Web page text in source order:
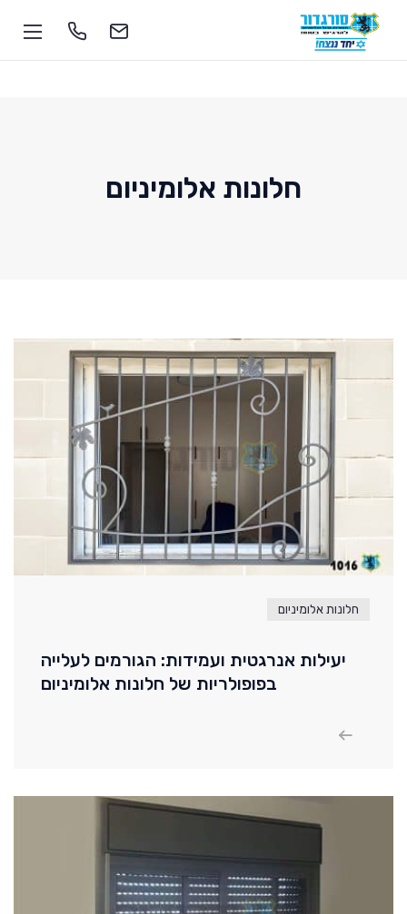
חלונות אלומיניום
חלונות אלומיניום
יעילות אנרגטית ועמידות: הגורמים לעלייה
בפופולריות של חלונות אלומיניום